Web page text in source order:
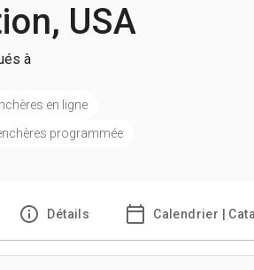
USA
à
en ligne
programmée
Détails Calendrier |